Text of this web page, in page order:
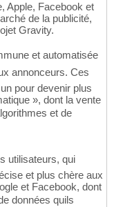
Apple, Facebook et
de la publicité,
Gravity.
et automatisée
annonceurs. Ces
pour devenir plus
», dont la vente
et de
utilisateurs, qui
et plus chère aux
et Facebook, dont
données quils